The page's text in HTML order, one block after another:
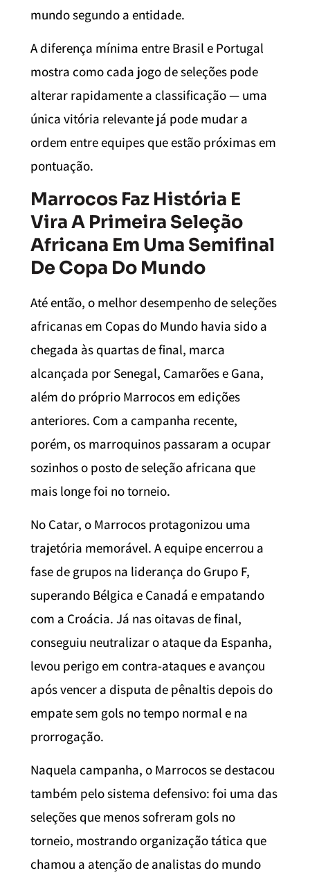
mundo segundo a entidade.
A diferença mínima entre Brasil e Portugal
mostra como cada jogo de seleções pode
alterar rapidamente a classificação — uma
única vitória relevante já pode mudar a
ordem entre equipes que estão próximas em
pontuação.
Marrocos Faz História E
Vira A Primeira Seleção
Africana Em Uma Semifinal
De Copa Do Mundo
Até então, o melhor desempenho de seleções
africanas em Copas do Mundo havia sido a
chegada às quartas de final, marca
alcançada por Senegal, Camarões e Gana,
além do próprio Marrocos em edições
anteriores. Com a campanha recente,
porém, os marroquinos passaram a ocupar
sozinhos o posto de seleção africana que
mais longe foi no torneio.
No Catar, o Marrocos protagonizou uma
trajetória memorável. A equipe encerrou a
fase de grupos na liderança do Grupo F,
superando Bélgica e Canadá e empatando
com a Croácia. Já nas oitavas de final,
conseguiu neutralizar o ataque da Espanha,
levou perigo em contra-ataques e avançou
após vencer a disputa de pênaltis depois do
empate sem gols no tempo normal e na
prorrogação.
Naquela campanha, o Marrocos se destacou
também pelo sistema defensivo: foi uma das
seleções que menos sofreram gols no
torneio, mostrando organização tática que
chamou a atenção de analistas do mundo